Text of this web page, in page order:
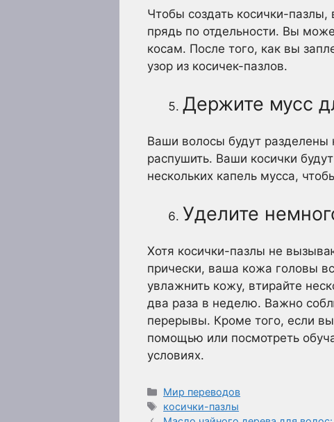
Чтобы создать косички-
прядь по отдельности. Вы
косам. После того, как вы
узор из косичек-пазлов.
Держите мусс
Ваши волосы будут разделены
распушить. Ваши косички
нескольких капель мусса,
Уделите
Хотя косички-пазлы не
прически, ваша кожа головы
увлажнить кожу, втирайте
два раза в неделю. Важно
перерывы. Кроме того, если вы
помощью или посмотреть
условиях.
Рубрики
Мир переводов
Метки
косички-пазлы